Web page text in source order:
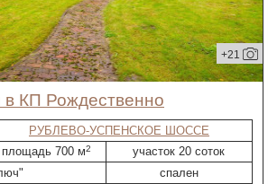
+21
в КП Рождественно
РУБЛЕВО-УСПЕНСКОЕ ШОССЕ
площадь 700 м2
участок 20 соток
спален